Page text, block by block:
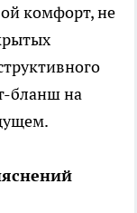
комфорт, не
бланш на